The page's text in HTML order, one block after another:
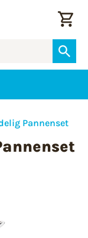
Pannenset